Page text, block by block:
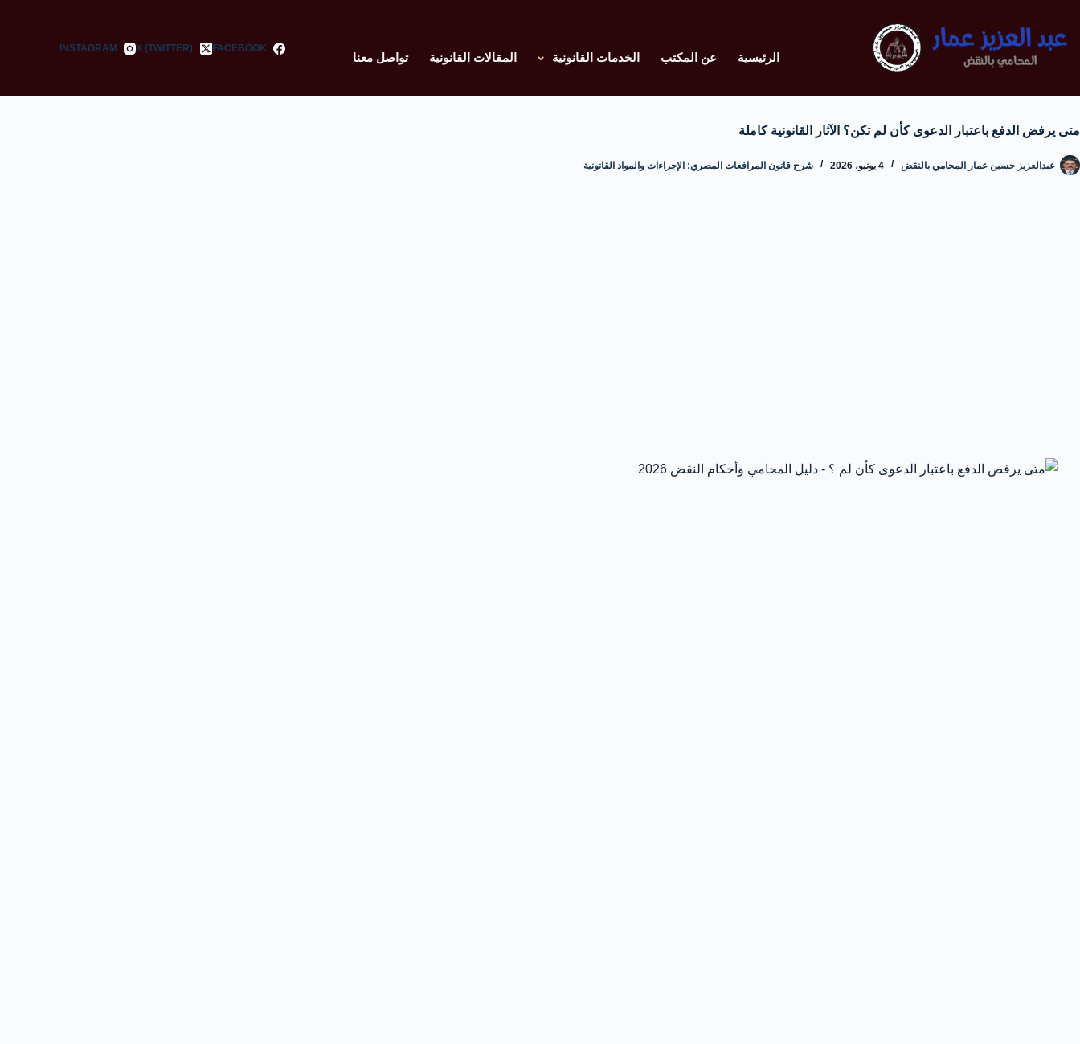
الرئيسية عن المكتب الخدمات القانونية المقالات القانونية تواصل معنا
FACEBOOK
X (TWITTER)
INSTAGRAM
متى يرفض الدفع باعتبار الدعوى كأن لم تكن؟ الآثار القانونية كاملة
عبدالعزيز حسين عمار المحامي بالنقض 4 يونيو، 2026 شرح قانون المرافعات المصري: الإجراءات والمواد القانونية